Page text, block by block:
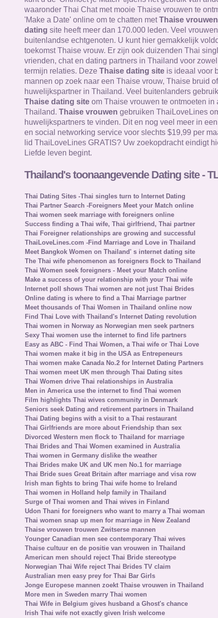
waaronder Thai Chat met mooie Thaise vrouwen te
'Make a Date' online om te chatten metThaise vrouwen
dating site heeft meer dan 170.000 leden. Veel
buitenlandse echtgenoten. U kunt hier gemakkelijk
toekomst Thaise vrouw. Er zijn ook duizenden Thai
vrienden, chat en dating partners in Thailand voor
termijn relaties. Deze Thaise dating siteis ideaal voor
mannen op zoek naar een Thaise vrouw, Thaise bruid
huwelijkspartner in Thailand. Veel buitenlanders
Thaise dating siteom Thaise vrouwen te ontmoeten in
Thailand. Thaise vrouwen gebruiken ThaiLoveLines
huwelijkspartners te vinden. Dit en nog veel meer in
en social networking service voor slechts $19,99 per
lid ThaiLoveLines GRATIS? Uw zoekopdracht eindigt
Liefde leven begint.
Thailand's toonaangevende Dating site -
Thai Dating Sites -Thai singles turn to Internet Dating
Thai Partner Search -Foreigners Meet your Match online
Thai women seek marriage with foreigners online
Success finding a Thai wife, Thai girlfriend, Thai partner
Thai Foreigner relationships are growing and successful
ThaiLoveLines.com -Find Marriage and Love in Thailand
Meet Bangkok Women on Thailand' s internet dating site
The Thai wife phenomenon as foreigners flock to Thailand
Thai Women seek foreigners - Meet your Match online
Make a success of your relationship with your Thai wife
Internet poll shows Thai women are not just Thai Brides
Online dating is where to find a Thai Marriage partner
Meet thousands of Thai Women in Thailand online now
Find Thai Love with Thailand's Internet Dating revolution
Thai women in Norway as Norwegian men seek partners
Sexy Thai women use the internet to find life partners
Easy as ABC - Find Thai Women, a Thai wife or Thai Love
Thai women make it big in the USA as Entrepeneurs
Thai women make Canada No.2 for Internet Dating Partners
Thai women meet UK men through Thai Dating sites
Thai Women drive Thai relationships in Australia
Men in America use the internet to find Thai women
Film highlights Thai wives community in Denmark
Seniors seek Dating and retirement partners in Thailand
Thai Dating begins with a visit to a Thai restaurant
Thai Girlfriends are more about Friendship than sex
Divorced Western men flock to Thailand for marriage
Thai Brides and Thai Women examined in Australia
Thai women in Germany dislike the weather
Thai Brides make UK and UK men No.1 for marriage
Thai Bride sues Great Britain after marriage and visa row
Irish man fights to bring Thai wife home to Ireland
Thai women in Holland help family in Thailand
Surge of Thai women and Thai wives in Finland
Udon Thani for foreigners who want to marry a Thai woman
Thai women snap up men for marriage in New Zealand
Thaise vrouwen trouwen Zwitserse mannen
Younger Canadian men see contemporary Thai wives
Thaise cultuur en de positie van vrouwen in Thailand
American men should reject Thai Bride stereotype
Norwegian Thai Wife reject Thai Brides TV claim
Australian men easy prey for Thai Bar Girls
Jonge Europese mannen zoekt Thaise vrouwen in Thailand
More men in Sweden marry Thai women
Thai Wife in Belgium gives husband a Ghost's chance
Irish Thai wife not exactly given Irish welcome